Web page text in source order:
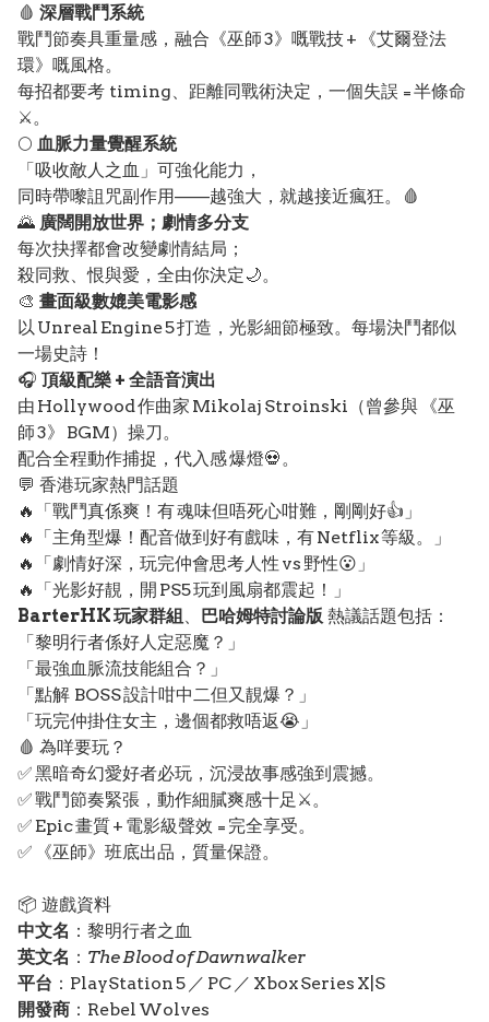
🩸 深層戰鬥系統
戰鬥節奏具重量感，融合《巫師 3》嘅戰技 + 《艾爾登法
環》嘅風格。
每招都要考 timing、距離同戰術決定，一個失誤 = 半條命
⚔️。
🌕 血脈力量覺醒系統
「吸收敵人之血」可強化能力，
同時帶嚟詛咒副作用——越強大，就越接近瘋狂。🩸
🌄 廣闊開放世界；劇情多分支
每次抉擇都會改變劇情結局；
殺同救、恨與愛，全由你決定🌙。
🎨 畫面級數媲美電影感
以 Unreal Engine 5 打造，光影細節極致。每場決鬥都似
一場史詩！
🎧 頂級配樂 + 全語音演出
由 Hollywood 作曲家 Mikolaj Stroinski（曾參與 《巫
師 3》 BGM）操刀。
配合全程動作捕捉，代入感 爆燈💀。
💬 香港玩家熱門話題
🔥「戰鬥真係爽！有 魂味但唔死心咁難，剛剛好👍」
🔥「主角型爆！配音做到好有戲味，有 Netflix 等級。」
🔥「劇情好深，玩完仲會思考人性 vs 野性😮」
🔥「光影好靚，開 PS5 玩到風扇都震起！」
BarterHK 玩家群組
巴哈姆特討論版 熱議話題包括：
「黎明行者係好人定惡魔？」
「最強血脈流技能組合？」
「點解 BOSS 設計咁中二但又靚爆？」
「玩完仲掛住女主，邊個都救唔返😭」
🩸 為咩要玩？
✅ 黑暗奇幻愛好者必玩，沉浸故事感強到震撼。
✅ 戰鬥節奏緊張，動作細膩爽感十足⚔️。
✅ Epic 畫質 + 電影級聲效 = 完全享受。
✅ 《巫師》班底出品，質量保證。
📦 遊戲資料
中文名 ：黎明行者之血
英文名 ： The Blood of Dawnwalker
平台 ：PlayStation 5 ／ PC ／ Xbox Series X|S
開發商 ：Rebel Wolves